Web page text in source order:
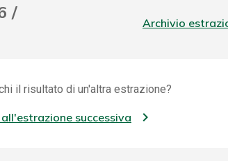
/
Archivio
il risultato di un'altra estrazione?
successiva